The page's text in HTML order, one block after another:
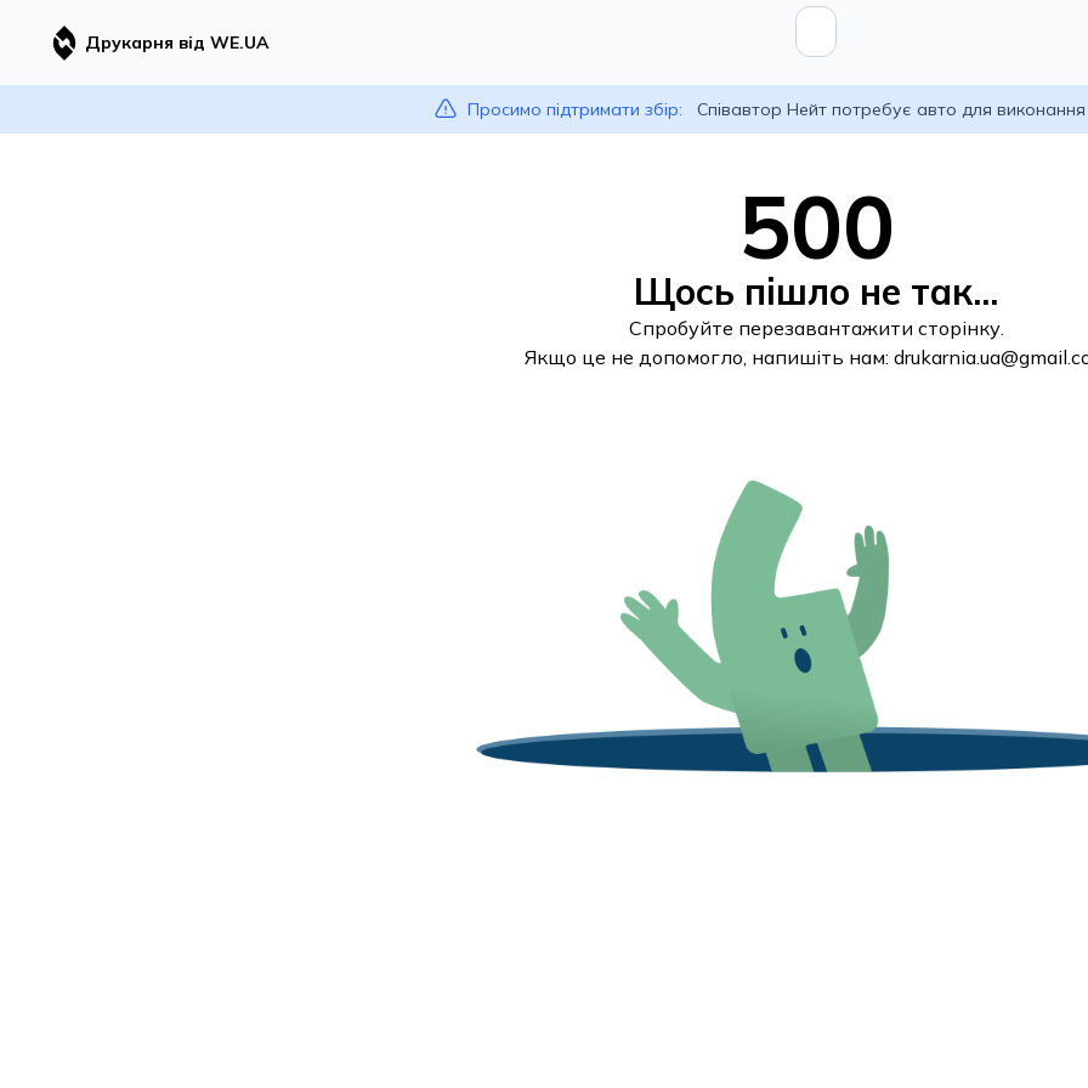
Друкарня від WE.UA
Просимо підтримати збір: Співавтор Нейт потребує авто для
500
Щось пішло не так...
Спробуйте перезавантажити сторінку.
Якщо це не допомогло, напишіть нам: